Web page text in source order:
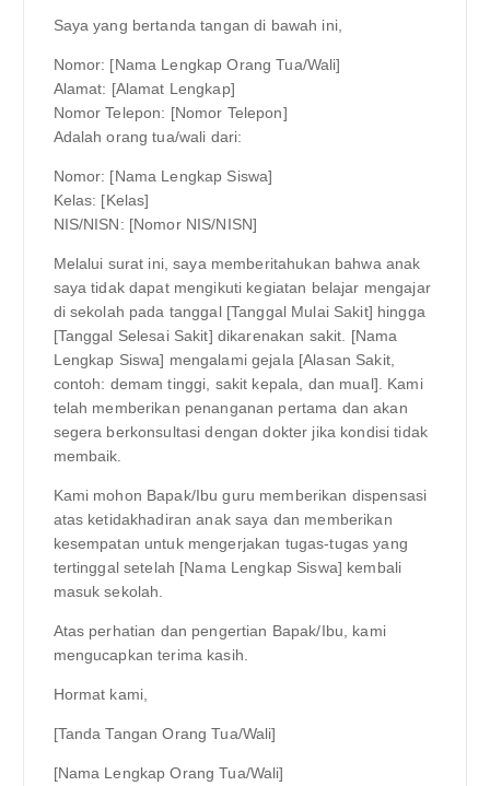
Saya yang bertanda tangan di bawah ini,
Nomor: [Nama Lengkap Orang Tua/Wali]
Alamat: [Alamat Lengkap]
Nomor Telepon: [Nomor Telepon]
Adalah orang tua/wali dari:
Nomor: [Nama Lengkap Siswa]
Kelas: [Kelas]
NIS/NISN: [Nomor NIS/NISN]
Melalui surat ini, saya memberitahukan bahwa anak
saya tidak dapat mengikuti kegiatan belajar mengajar
di sekolah pada tanggal [Tanggal Mulai Sakit] hingga
[Tanggal Selesai Sakit] dikarenakan sakit. [Nama
Lengkap Siswa] mengalami gejala [Alasan Sakit,
contoh: demam tinggi, sakit kepala, dan mual]. Kami
telah memberikan penanganan pertama dan akan
segera berkonsultasi dengan dokter jika kondisi tidak
membaik.
Kami mohon Bapak/Ibu guru memberikan dispensasi
atas ketidakhadiran anak saya dan memberikan
kesempatan untuk mengerjakan tugas-tugas yang
tertinggal setelah [Nama Lengkap Siswa] kembali
masuk sekolah.
Atas perhatian dan pengertian Bapak/Ibu, kami
mengucapkan terima kasih.
Hormat kami,
[Tanda Tangan Orang Tua/Wali]
[Nama Lengkap Orang Tua/Wali]